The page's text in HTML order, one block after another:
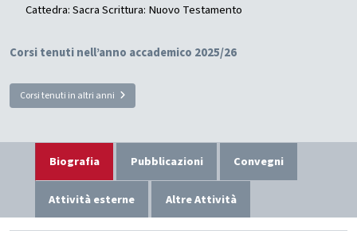
Cattedra: Sacra Scrittura: Nuovo Testamento
Corsi tenuti nell’anno accademico 2025/26
Corsi tenuti in altri anni
Biografia Pubblicazioni Convegni
Attività esterne Altre Attività